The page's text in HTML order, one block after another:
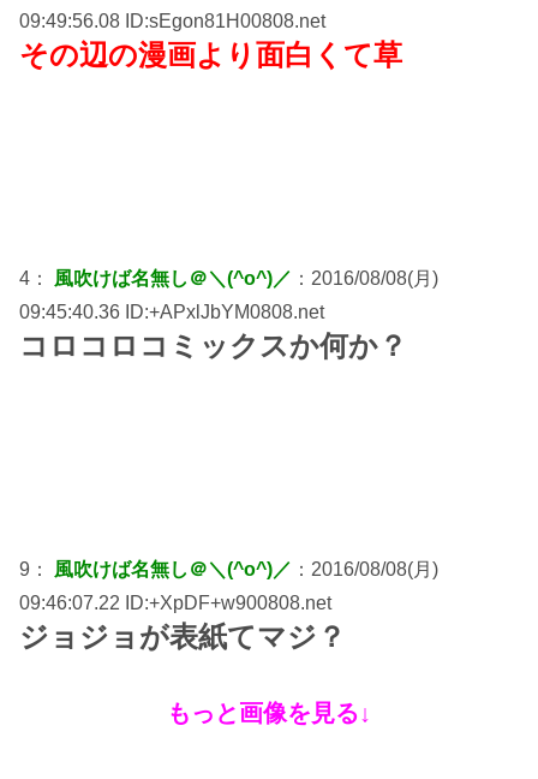
09:49:56.08 ID:sEgon81H00808.net
その辺の漫画より面白くて草
4： 風吹けば名無し＠＼(^o^)／ ：2016/08/08(月)
09:45:40.36 ID:+APxlJbYM0808.net
コロコロコミックスか何か？
9： 風吹けば名無し＠＼(^o^)／ ：2016/08/08(月)
09:46:07.22 ID:+XpDF+w900808.net
ジョジョが表紙てマジ？
もっと画像を見る↓